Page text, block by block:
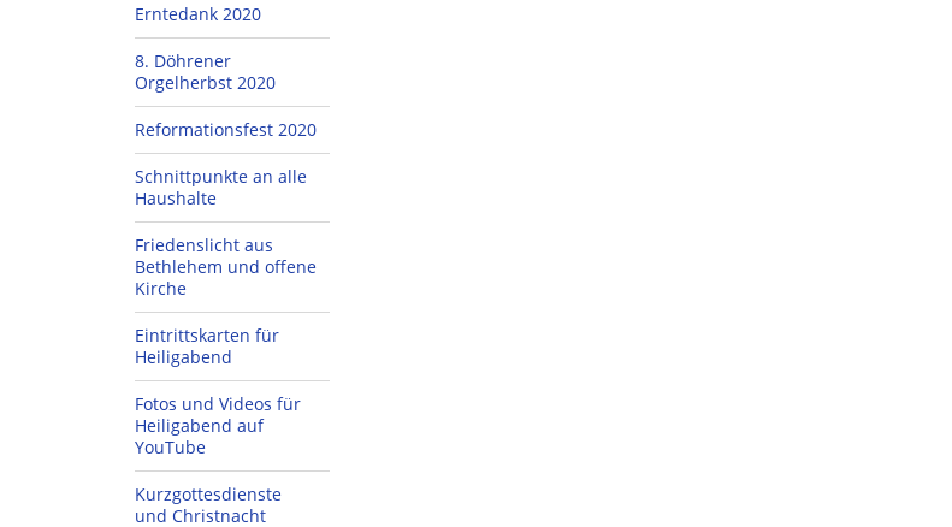
Erntedank 2020
8. Döhrener
Orgelherbst 2020
Reformationsfest 2020
Schnittpunkte an alle
Haushalte
Friedenslicht aus
Bethlehem und offene
Kirche
Eintrittskarten für
Heiligabend
Fotos und Videos für
Heiligabend auf
YouTube
Kurzgottesdienste
und Christnacht